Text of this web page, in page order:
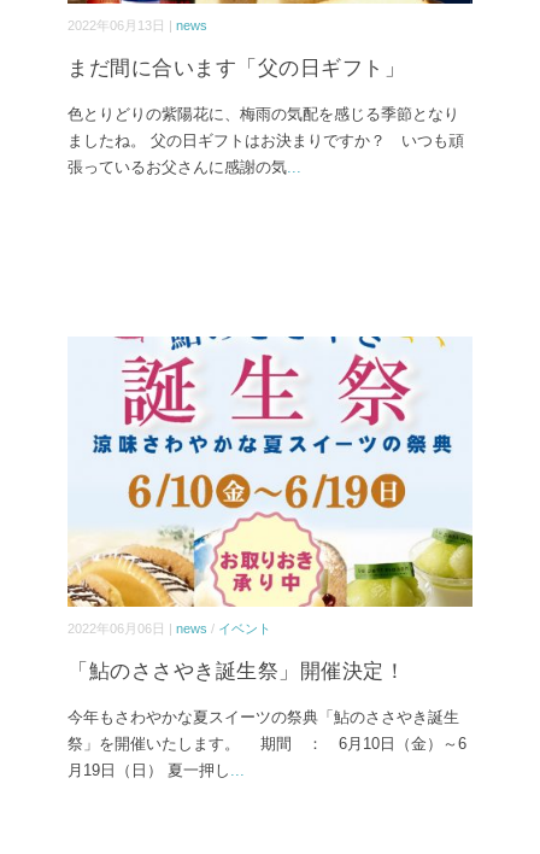
2022年06月13日 | news
まだ間に合います「父の日ギフト」
色とりどりの紫陽花に、梅雨の気配を感じる季節となり
ましたね。 父の日ギフトはお決まりですか？ いつも頑
張っているお父さんに感謝の気...
2022年06月06日 | news / イベント
「鮎のささやき誕生祭」開催決定！
今年もさわやかな夏スイーツの祭典「鮎のささやき誕生
祭」を開催いたします。 期間 ： 6月10日（金）～6
月19日（日） 夏一押し ...